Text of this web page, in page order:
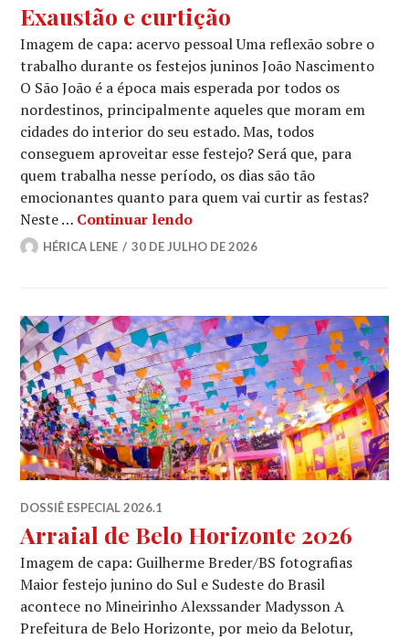
Exaustão e curtição
Imagem de capa: acervo pessoal Uma reflexão sobre o
trabalho durante os festejos juninos João Nascimento
O São João é a época mais esperada por todos os
nordestinos, principalmente aqueles que moram em
cidades do interior do seu estado. Mas, todos
conseguem aproveitar esse festejo? Será que, para
quem trabalha nesse período, os dias são tão
emocionantes quanto para quem vai curtir as festas?
Neste … Continuar lendoExaustão e curtição
HÉRICA LENE 30 DE JULHO DE 2026
DOSSIÊ ESPECIAL 2026.1
Arraial de Belo Horizonte 2026
Imagem de capa: Guilherme Breder/BS fotografias
Maior festejo junino do Sul e Sudeste do Brasil
acontece no Mineirinho Alexssander Madysson A
Prefeitura de Belo Horizonte, por meio da Belotur,